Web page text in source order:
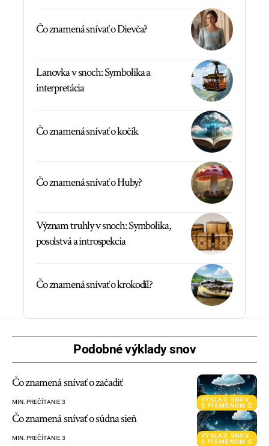
Čo znamená snívať o Dievča?
Lanovka v snoch: Symbolika a
interpretácia
Čo znamená snívať o kočík
Čo znamená snívať o Huby?
Význam truhly v snoch: Symbolika,
posolstvá a introspekcia
Čo znamená snívať o krokodíl?
Podobné výklady snov
VÝKLAD SNOV
S PÍSMENOM Z
Čo znamená snívať o začadiť
MIN. PREČÍTANIE 3
VÝKLAD SNOV
S PÍSMENOM S
Čo znamená snívať o súdna sieň
MIN. PREČÍTANIE 3